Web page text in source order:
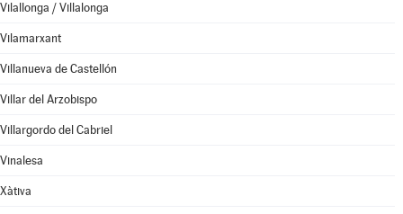
Vilallonga / Villalonga
Vilamarxant
Villanueva de Castellón
Villar del Arzobispo
Villargordo del Cabriel
Vinalesa
Xàtiva